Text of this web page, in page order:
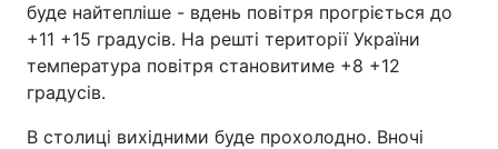
буде найтепліше - вдень повітря прогріється до
+11 +15 градусів. На решті території України
температура повітря становитиме +8 +12
градусів.
В столиці вихідними буде прохолодно. Вночі